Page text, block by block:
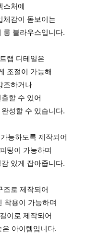
스처에
체감이 돋보이는
롱 블라우스입니다.
랩 디테일은
조절이 가능해
조하거나
할 수 있어
성할 수 있습니다.
능하도록 제작되어
팅이 가능하며
있게 잡아줍니다.
조로 제작되어
착용이 가능하며
이로 제작되어